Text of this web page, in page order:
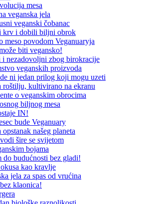
mesa
veganska jela
veganski čobanac
krv i dobili biljni obrok
povodom Veganuaryja
biti vegansko!
i nezadovoljni zbog birokracije
veganskih proizvoda
ni jedan prilog koji mogu uzeti
kultivirano na ekranu
o veganskim obrocima
biljnog mesa
IN!
bude Veganuary
našeg planeta
šire se svijetom
bojama
budućnosti bez gladi!
kao kravlje
jela za spas od vrućina
klaonica!